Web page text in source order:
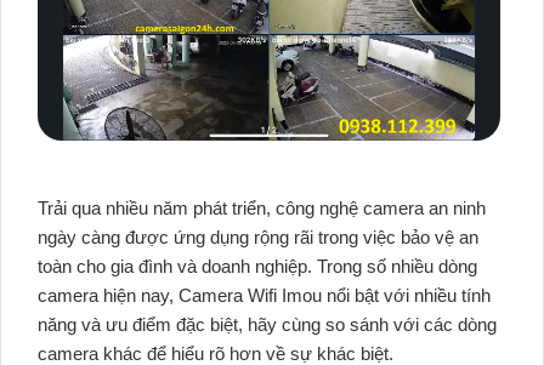
Trải qua nhiều năm phát triển, công nghệ camera an ninh
ngày càng được ứng dụng rộng rãi trong việc bảo vệ an
toàn cho gia đình và doanh nghiệp. Trong số nhiều dòng
camera hiện nay, Camera Wifi Imou nổi bật với nhiều tính
năng và ưu điểm đặc biệt, hãy cùng so sánh với các dòng
camera khác để hiểu rõ hơn về sự khác biệt.